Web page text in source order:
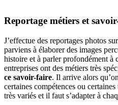
Reportage métiers et
J’effectue des reportages photos
parviens à élaborer des images
histoire et à parler profondément à
entreprises ont des métiers très
ce savoir-faire. Il arrive alors
certaines compétences ou
très variés et il faut s’adapter à